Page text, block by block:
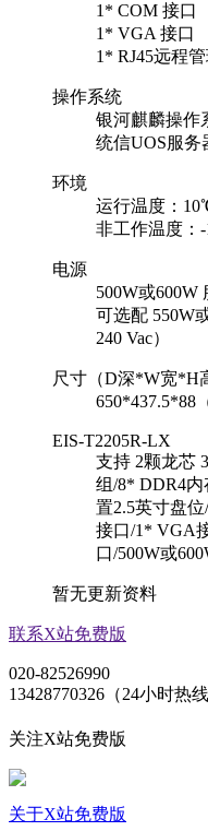
1* COM 接口
1* VGA 接口
1* RJ45远程
操作系统
银河麒麟操作
统信UOS服务
环境
运行温度
非工作温度
电源
500W或600W
可选配 550W
240 Vac）
尺寸（D深*W宽*H
650*437.5*88
EIS-T2205R-LX
支持 2颗龙芯
组/8* DDR4
置2.5英寸盘
接口/1* VGA
口/500W或
暂无更新资料
联系X站免费版
020-82526990
13428770326（24小时热线
关注X站免费版
关于X站免费版